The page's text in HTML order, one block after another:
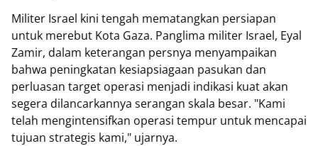
Militer Israel kini tengah mematangkan persiapan
untuk merebut Kota Gaza. Panglima militer Israel, Eyal
Zamir, dalam keterangan persnya menyampaikan
bahwa peningkatan kesiapsiagaan pasukan dan
perluasan target operasi menjadi indikasi kuat akan
segera dilancarkannya serangan skala besar. "Kami
telah mengintensifkan operasi tempur untuk mencapai
tujuan strategis kami," ujarnya.